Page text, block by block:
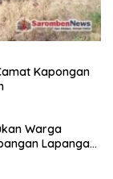
Kapongan
Warga
Lapangan